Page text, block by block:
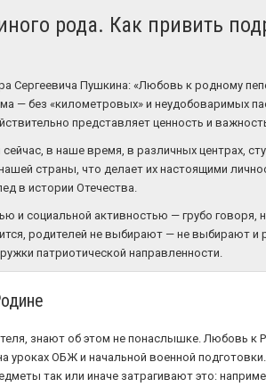
рода. Как привить
Сергеевича Пушкина: «Любовь к родному
— без «километровых» и неудобоваримых
представляет ценность и
в наше время, в различных центрах,
страны, что делает их настоящими
в истории Отечества.
и социальной активностью — грубо говоря,
родителей не выбирают — не выбирают и
патриотической направленности.
знают об этом не понаслышке. Любовь к
уроках ОБЖ и начальной военной
так или иначе затрагивают это: